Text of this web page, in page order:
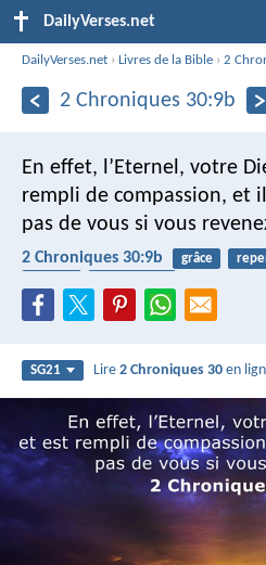
DailyVerses.net
DailyVerses.net ›Livres de la Bible ›2
2 Chroniques 30:9b
En effet, l’Eternel, votre
rempli de compassion, et
pas de vous si vous
2 Chroniques 30:9b grâce
SG21 Lire2 Chroniques 30 en